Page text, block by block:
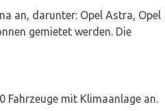
an, darunter: Opel Astra, Opel
gemietet werden. Die
Fahrzeuge mit Klimaanlage an.